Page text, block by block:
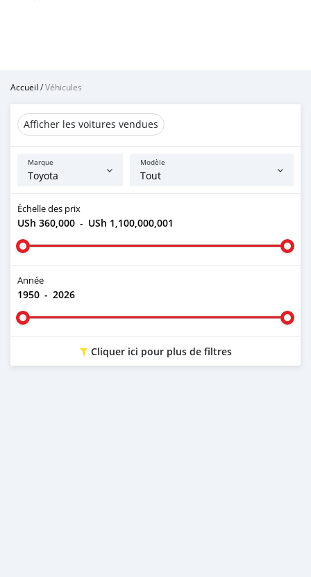
Accueil /Véhicules
Afficher les voitures vendues
Marque Modèle
Échelle des prix
USh 360,000 - USh 1,100,000,001
Année
1950 - 2026
Cliquer ici pour plus de filtres